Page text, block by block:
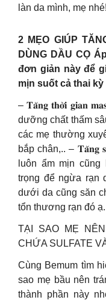
làn da mình, mẹ nhé!
2 MẸO GIÚP
DÙNG DẦU CỌ
đơn giản này để
mịn suốt cả thai kỳ
– 𝐓𝐚̆𝐧𝐠 𝐭𝐡𝐨̛̀𝐢 𝐠𝐢𝐚𝐧
dưỡng chất thấm
các mẹ thường
bắp chân,.. – 𝐓𝐚̆𝐧𝐠
luôn ẩm mịn
trọng để ngừa rạn
dưới da cũng săn
tổn thương rạn đó ạ.
TẠI SAO MẸ
CHỨA SULFATE
Cùng Bemum tìm
sao mẹ bầu nên
thành phần này